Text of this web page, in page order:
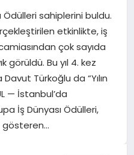
Ödülleri sahiplerini buldu.
etkinlikte, iş
çok sayıda
görüldü. Bu yıl 4. kez
Türkoğlu da “Yılın
— İstanbul’da
İş Dünyası Ödülleri,
gösteren…